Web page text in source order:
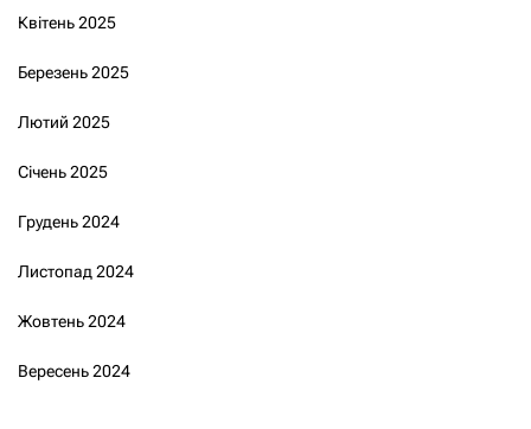
Квітень 2025
Березень 2025
Лютий 2025
Січень 2025
Грудень 2024
Листопад 2024
Жовтень 2024
Вересень 2024